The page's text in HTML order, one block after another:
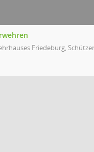
Friedeburg,